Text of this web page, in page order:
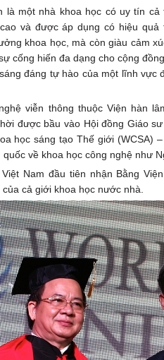
là một nhà khoa học có uy tín
và được áp dụng có hiệu
khoa học, mà còn giàu cảm
cống hiến đa dạng cho cộng
đáng tự hào của một lĩnh vực
viễn thông thuộc Viện hàn
được bầu vào Hội đồng Giáo
học sáng tạo Thế giới (WCSA)
về khoa học công nghệ như
Nam đầu tiên nhận Bằng
cả giới khoa học nước nhà.